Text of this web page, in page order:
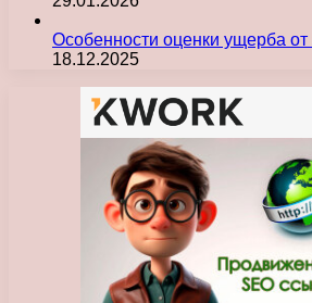
Особенности оценки ущерба от
18.12.2025